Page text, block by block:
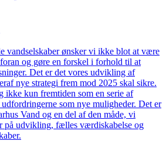
vandselskaber ønsker vi ikke blot at være
og gøre en forskel i forhold til at
Det er det vores udvikling af
nye strategi frem mod 2025 skal sikre.
ikke kun fremtiden som en serie af
som nye muligheder. Det er
Vand og en del af den måde, vi
på udvikling, fælles værdiskabelse og